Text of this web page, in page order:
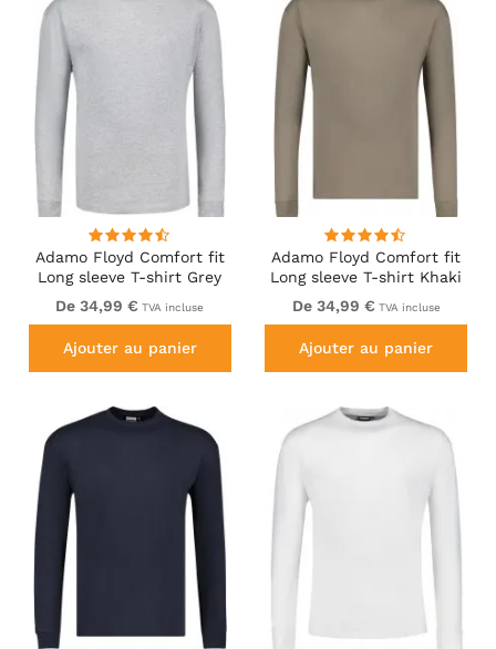
Adamo Floyd Comfort fit
Long sleeve T-shirt Grey
De 34,99 € TVA incluse
Ajouter au panier
Adamo Floyd Comfort fit
Long sleeve T-shirt Khaki
De 34,99 € TVA incluse
Ajouter au panier